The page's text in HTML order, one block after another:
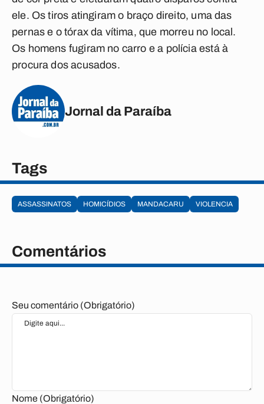
ele. Os tiros atingiram o braço direito, uma das
pernas e o tórax da vítima, que morreu no local.
Os homens fugiram no carro e a polícia está à
procura dos acusados.
Jornal da Paraíba
Tags
ASSASSINATOS HOMICÍDIOS MANDACARU VIOLENCIA
Comentários
Seu comentário (Obrigatório)
Nome (Obrigatório)